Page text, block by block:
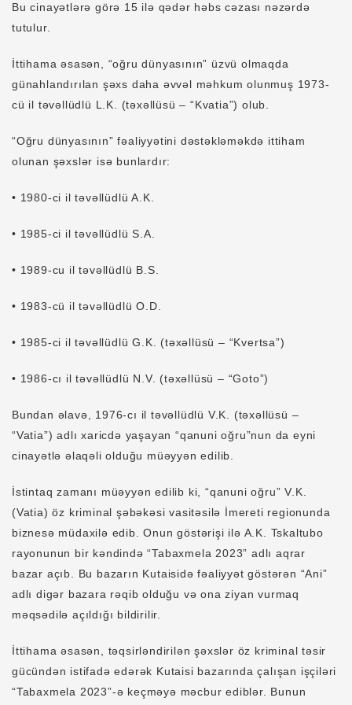
Bu cinayətlərə görə 15 ilə qədər həbs cəzası nəzərdə
tutulur.
İttihama əsasən, “oğru dünyasının” üzvü olmaqda
günahlandırılan şəxs daha əvvəl məhkum olunmuş 1973-
cü il təvəllüdlü L.K. (təxəllüsü – “Kvatia”) olub.
“Oğru dünyasının” fəaliyyətini dəstəkləməkdə ittiham
olunan şəxslər isə bunlardır:
• 1980-ci il təvəllüdlü A.K.
• 1985-ci il təvəllüdlü S.A.
• 1989-cu il təvəllüdlü B.S.
• 1983-cü il təvəllüdlü O.D.
• 1985-ci il təvəllüdlü G.K. (təxəllüsü – “Kvertsa”)
• 1986-cı il təvəllüdlü N.V. (təxəllüsü – “Goto”)
Bundan əlavə, 1976-cı il təvəllüdlü V.K. (təxəllüsü –
“Vatia”) adlı xaricdə yaşayan “qanuni oğru”nun da eyni
cinayətlə əlaqəli olduğu müəyyən edilib.
İstintaq zamanı müəyyən edilib ki, “qanuni oğru” V.K.
(Vatia) öz kriminal şəbəkəsi vasitəsilə İmereti regionunda
biznesə müdaxilə edib. Onun göstərişi ilə A.K. Tskaltubo
rayonunun bir kəndində “Tabaxmela 2023” adlı aqrar
bazar açıb. Bu bazarın Kutaisidə fəaliyyət göstərən “Ani”
adlı digər bazara rəqib olduğu və ona ziyan vurmaq
məqsədilə açıldığı bildirilir.
İttihama əsasən, təqsirləndirilən şəxslər öz kriminal təsir
gücündən istifadə edərək Kutaisi bazarında çalışan işçiləri
“Tabaxmela 2023”-ə keçməyə məcbur ediblər. Bunun